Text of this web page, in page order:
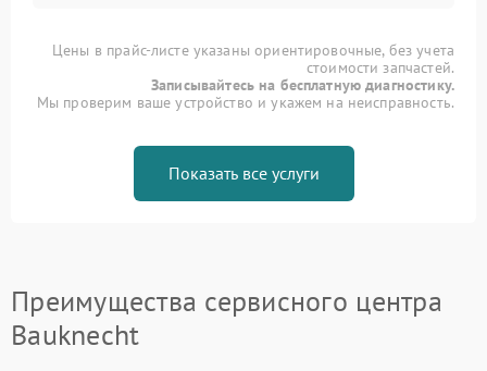
Цены в прайс-листе указаны ориентировочные, без учета
стоимости запчастей.
Записывайтесь на бесплатную диагностику.
Мы проверим ваше устройство и укажем на неисправность.
Показать все услуги
Преимущества сервисного центра
Bauknecht